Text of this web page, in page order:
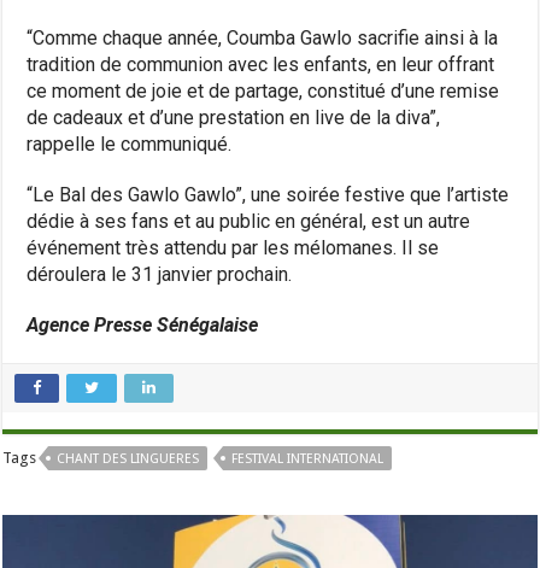
“Comme chaque année, Coumba Gawlo sacrifie ainsi à la
tradition de communion avec les enfants, en leur offrant
ce moment de joie et de partage, constitué d’une remise
de cadeaux et d’une prestation en live de la diva”,
rappelle le communiqué.
“Le Bal des Gawlo Gawlo”, une soirée festive que l’artiste
dédie à ses fans et au public en général, est un autre
événement très attendu par les mélomanes. Il se
déroulera le 31 janvier prochain.
Agence Presse Sénégalaise
Tags CHANT DES LINGUERES FESTIVAL INTERNATIONAL